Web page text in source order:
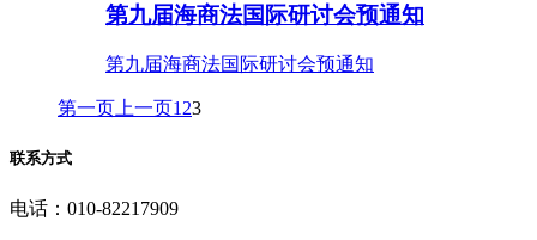
第九届海商法国际研讨会预通知
第九届海商法国际研讨会预通知
第一页 上一页1 23
联系方式
电话：010-82217909